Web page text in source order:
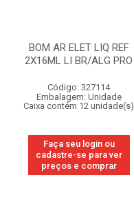
BOM AR ELET LIQ REF
2X16ML LI BR/ALG PRO
Código: 327114
Embalagem: Unidade
Caixa contém 12 unidade(s)
Faça seu login ou
cadastre-se para ver
preços e comprar